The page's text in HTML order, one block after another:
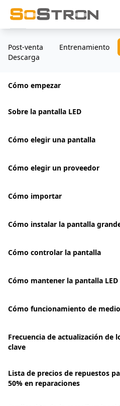
Post-venta Entrenamiento
Descarga
Cómo empezar
Sobre la pantalla LED
Cómo elegir una pantalla
Cómo elegir un proveedor
Cómo importar
Cómo instalar la pantalla
Cómo controlar la pantalla
Cómo mantener la pantalla LED
Cómo funcionamiento de
Frecuencia de actualización de
clave
Lista de precios de repuestos
50% en reparaciones